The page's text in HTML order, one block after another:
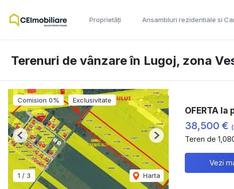
Proprietăți Ansambluri rezidentiale si
Terenuri de vânzare în Lugoj, zona
Comision 0% Exclusivitate
1 / 3 Harta
Previous Next
OFERTA
38,500 €
Teren de
Vezi